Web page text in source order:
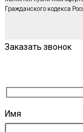
Гражданского кодекса
Заказать звонок
Имя